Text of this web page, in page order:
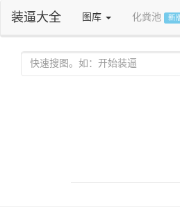
装逼大全 图库 化粪池 新